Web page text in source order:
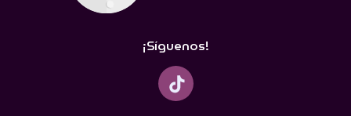
¡Síguenos!